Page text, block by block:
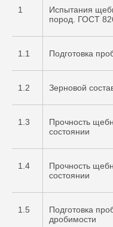
1
Испытания
пород. ГОСТ
1.1 Подготовка
1.2 Зерновой
1.3
Прочность
состоянии
1.4
Прочность
состоянии
1.5
Подготовка
дробимости